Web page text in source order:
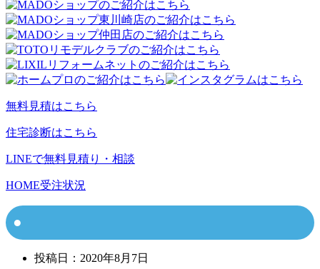
無料見積はこちら
住宅診断はこちら
LINEで無料見積り・相談
HOME受注状況
投稿日： 2020年8月7日